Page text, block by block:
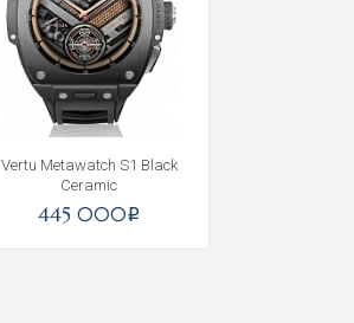
Vertu Metawatch S1 Black
Ceramic
445 000i
Получать на почту